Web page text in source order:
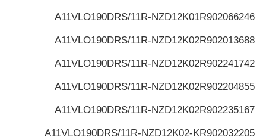
R902066246
A11VLO190DRS/11R-NZD12K01
R902013688
A11VLO190DRS/11R-NZD12K02
R902241742
A11VLO190DRS/11R-NZD12K02
R902204855
A11VLO190DRS/11R-NZD12K02
R902235167
A11VLO190DRS/11R-NZD12K02
R902032205
A11VLO190DRS/11R-NZD12K02-K